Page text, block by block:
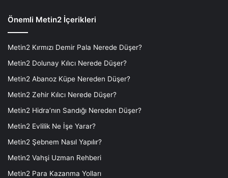
Önemli Metin2 İçerikleri
Metin2 Kırmızı Demir Pala Nerede Düşer?
Metin2 Dolunay Kılıcı Nerede Düşer?
Metin2 Abanoz Küpe Nereden Düşer?
Metin2 Zehir Kılıcı Nerede Düşer?
Metin2 Hidra’nın Sandığı Nereden Düşer?
Metin2 Evlilik Ne İşe Yarar?
Metin2 Şebnem Nasıl Yapılır?
Metin2 Vahşi Uzman Rehberi
Metin2 Para Kazanma Yolları